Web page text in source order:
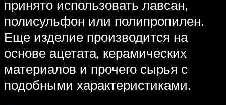
принято использовать лавсан,
полисульфон или полипропилен.
Еще изделие производится на
основе ацетата, керамических
материалов и прочего сырья с
подобными характеристиками.